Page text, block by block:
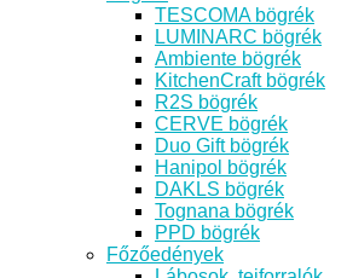
TESCOMA bögrék
LUMINARC bögrék
Ambiente bögrék
KitchenCraft bögrék
R2S bögrék
CERVE bögrék
Duo Gift bögrék
Hanipol bögrék
DAKLS bögrék
Tognana bögrék
PPD bögrék
Főzőedények